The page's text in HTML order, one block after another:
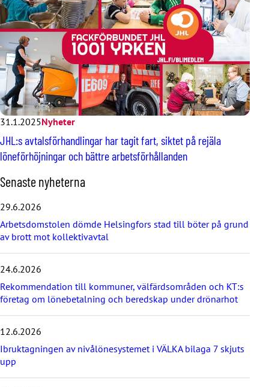
31.1.2025Nyheter
JHL:s avtalsförhandlingar har tagit fart, siktet på rejäla
löneförhöjningar och bättre arbetsförhållanden
H
o
p
a
ö
v
r
d
e
n
a
s
Senaste nyheterna
29.6.2026
Arbetsdomstolen dömde Helsingfors stad till böter på grund
av brott mot kollektivavtal
24.6.2026
Rekommendation till kommuner, välfärdsområden och KT:s
företag om lönebetalning och beredskap under drönarhot
12.6.2026
Ibruktagningen av nivålönesystemet i VÄLKA bilaga 7 skjuts
upp